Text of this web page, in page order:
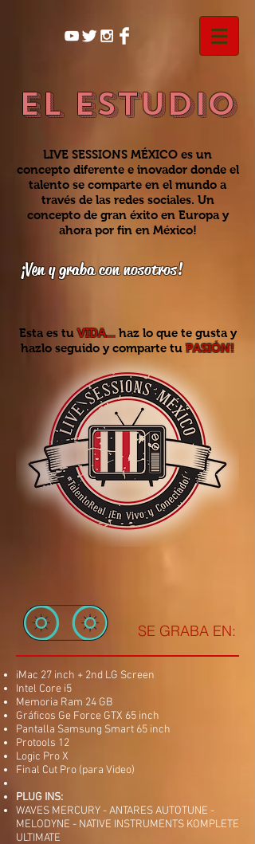
EL ESTUDIO
LIVE SESSIONS MÉXICO es un
concepto diferente e inovador donde el
talento se comparte en el mundo a
través de las redes sociales. Un
concepto de gran éxito en Europa y
ahora por fin en México!
¡Ven y graba con nosotros!
Esta es tuVIDA...haz lo que te gusta y
hazlo seguido y comparte tuPASIÓN!
iMac 27 inch + 2nd LG Screen
Intel Core i5
Memoria Ram 24 GB
Gráficos Ge Force GTX 65 inch
Pantalla Samsung Smart 65 inch
Protools 12
Logic Pro X
Final Cut Pro (para Video)
PLUG INS:
WAVES MERCURY - ANTARES AUTOTUNE -
MELODYNE - NATIVE INSTRUMENTS KOMPLETE
ULTIMATE
SE GRABA EN: